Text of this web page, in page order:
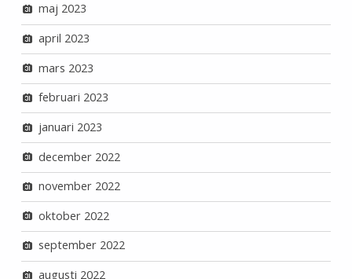
maj 2023
april 2023
mars 2023
februari 2023
januari 2023
december 2022
november 2022
oktober 2022
september 2022
augusti 2022